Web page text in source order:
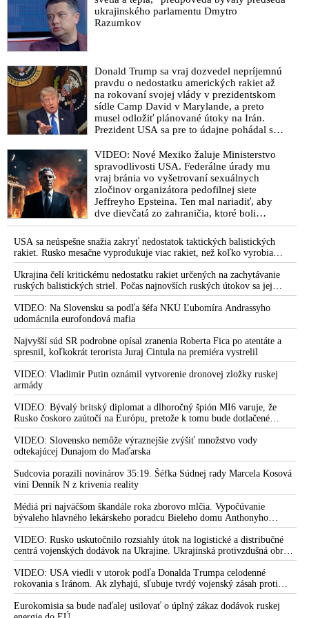
očkoval experimentálnou mRNA vakcínou, o ktorej neboli
predložené dôkazy ani o účinnosti, ani o bezpečnosti“. Trestné
oznámenie smeroval aj na odchádzajúcu ministerku
zdravotníctva Zuzanu Dolinkovú pre spáchanie trestného činu
s pokračujúcimi následkami proti zdraviu slovenskej populácie,
ktorého sa podľa neho dopustila rozhodnutím pokračovať v
očkovaní Slovákov anticovidovými injekciami
„Čím sa previnil náš kolega MUDr. Kotlár? Že sa pýta na
pôvod vírusu SARS-CoV-2? Ktorý lekár vlastní patent na
A koľkí z nás lekárov v prípade omylu nájdu v sebe toľko
odvahy, aby povedali: prepáčte, odpustite mi, pomýlil som sa
… ? Vládny splnomocnenec oprávnene žiada, aby boli
zodpovedané otázky, ktoré položil. A nie je ich málo,“
upozorňuje svojich kolegov lekárov MUDr. Martin Jančuška
obsiahly materiál týkajúci sa pôvodu vírusu SARS-CoV-2 a
škodlivosti mRNA vakcín: „Dúfam, že budete mať odvahu
vyzvať na vyšetrovanie ľudí zodpovedných za vývoj týchto
biologických zbraní a eugenické genetické vakcíny stiahnete z
VIDEO: Zmocněnec slovenské vlády Peter Kotlár vyrazil do
války proti farmaceutické mafii a navrhuje zákaz mRNA
vakcín, odstoupení od smluv s WHO & vyšetření covidového
teroru proti slovenským občanům. Na pomoc si pozval
předního amerického vědce a lékaře Dr. Richarda Fleminga,
který se zřejmě stane ministrem zdravotnictví v Trumpově
vládě
Spoločnosť všeobecných lekárov Slovenska spochybňuje
laboratórny pôvod vírusu SARS-CoV, dokázateľné fatálne
zdravotné dopady účinku experimentálnych mRNa vakcín
proti Covid-19, šíri nenávisť voči splnomocnencovi vlády
Kotlárovi a plne sa riadi spolitizovanou a falošnou vedou
ovplyvnenou farmaceutickými firmami a založenou na
korporátnom vedeckom konsenze pod taktovkou WHO a
Svetového ekonomického fóra v Davose
Po spolitizovaných vedcoch si robí hanbu aj Lekárska fakulta
UK na čele s jej vedením. Alarmujúce vyhlásenie vládneho
splnomocnenca Kotlára o mRNA vakcínach ako biologických
zbraniach vraj nie je medicínou založenou na dôkazoch. Alma
mater budúcich lekárov v Bratislave nevidí žiadne
nebezpečenstvo v anticovidových injekciách, napriek
ukrajinského parlamentu Dmytro
Razumkov
Donald Trump sa vraj dozvedel nepríjemnú
pravdu o nedostatku amerických rakiet až
na rokovaní svojej vlády v prezidentskom
sídle Camp David v Marylande, a preto
musel odložiť plánované útoky na Irán.
Prezident USA sa pre to údajne pohádal so
opaku
VIDEO: Nové Mexiko žaluje Ministerstvo
spravodlivosti USA. Federálne úrady mu
vraj bránia vo vyšetrovaní sexuálnych
zločinov organizátora pedofilnej siete
Jeffreyho Epsteina. Ten mal nariadiť, aby
dve dievčatá zo zahraničia, ktoré boli
uškrtené počas drsného fetišistického sexu,
pochovali v blízkosti jeho ranča v tomto
americkom štáte
USA sa neúspešne snažia zakryť nedostatok taktických balistických
rakiet. Rusko mesačne vyprodukuje viac rakiet, než koľko vyrobia
všetci producenti systémov Patriot dohromady
Ukrajina čelí kritickému nedostatku rakiet určených na zachytávanie
ruských balistických striel. Počas najnovších ruských útokov sa jej
nepodarilo zostreliť ani jednu. Volodymyr Zelenskyj sa v zúfalstve snaží
prostredníctvom NATO zabezpečiť ich dodávky
VIDEO: Na Slovensku sa podľa šéfa NKÚ Ľubomíra Andrassyho
udomácnila eurofondová mafia
Najvyšší súd SR podrobne opísal zranenia Roberta Fica po atentáte a
spresnil, koľkokrát terorista Juraj Cintula na premiéra vystrelil
VIDEO: Vladimir Putin oznámil vytvorenie dronovej zložky ruskej
armády
VIDEO: Bývalý britský diplomat a dlhoročný špión MI6 varuje, že
Rusko čoskoro zaútočí na Európu, pretože k tomu bude dotlačené
rovnako, ako bolo dotlačené k invázii na Ukrajinu v roku 2022.
Zelenskyj medzitým v Kyjeve naliehal na zhromaždených diplomatov,
aby vo svete zháňali energie pre Ukrajinu na zimu. Putin vraj bude
mobilizovať a vojna sa do zimy pravdepodobne neskončí
VIDEO: Slovensko nemôže výraznejšie zvýšiť množstvo vody
odtekajúcej Dunajom do Maďarska
Sudcovia porazili novinárov 35:19. Šéfka Súdnej rady Marcela Kosová
viní Denník N z krivenia reality
Médiá pri najväčšom škandále roka zborovo mlčia. Vypočúvanie
bývaleho hlavného lekárskeho poradcu Bieleho domu Anthonyho
Fauciho pred výborom amerického Senátu väčšina médií ignorovala
VIDEO: Rusko uskutočnilo rozsiahly útok na logistické a distribučné
centrá vojenských dodávok na Ukrajine. Ukrajinská protivzdušná obrana
nedokázala počas ničivého nočného útoku na Kyjev a jeho okolie
zachytiť ani jednu ruskú raketu
VIDEO: USA viedli v utorok podľa Donalda Trumpa celodenné
rokovania s Iránom. Ak zlyhajú, sľubuje tvrdý vojenský zásah proti
Teheránu
Eurokomisia sa bude naďalej usilovať o úplný zákaz dodávok ruskej